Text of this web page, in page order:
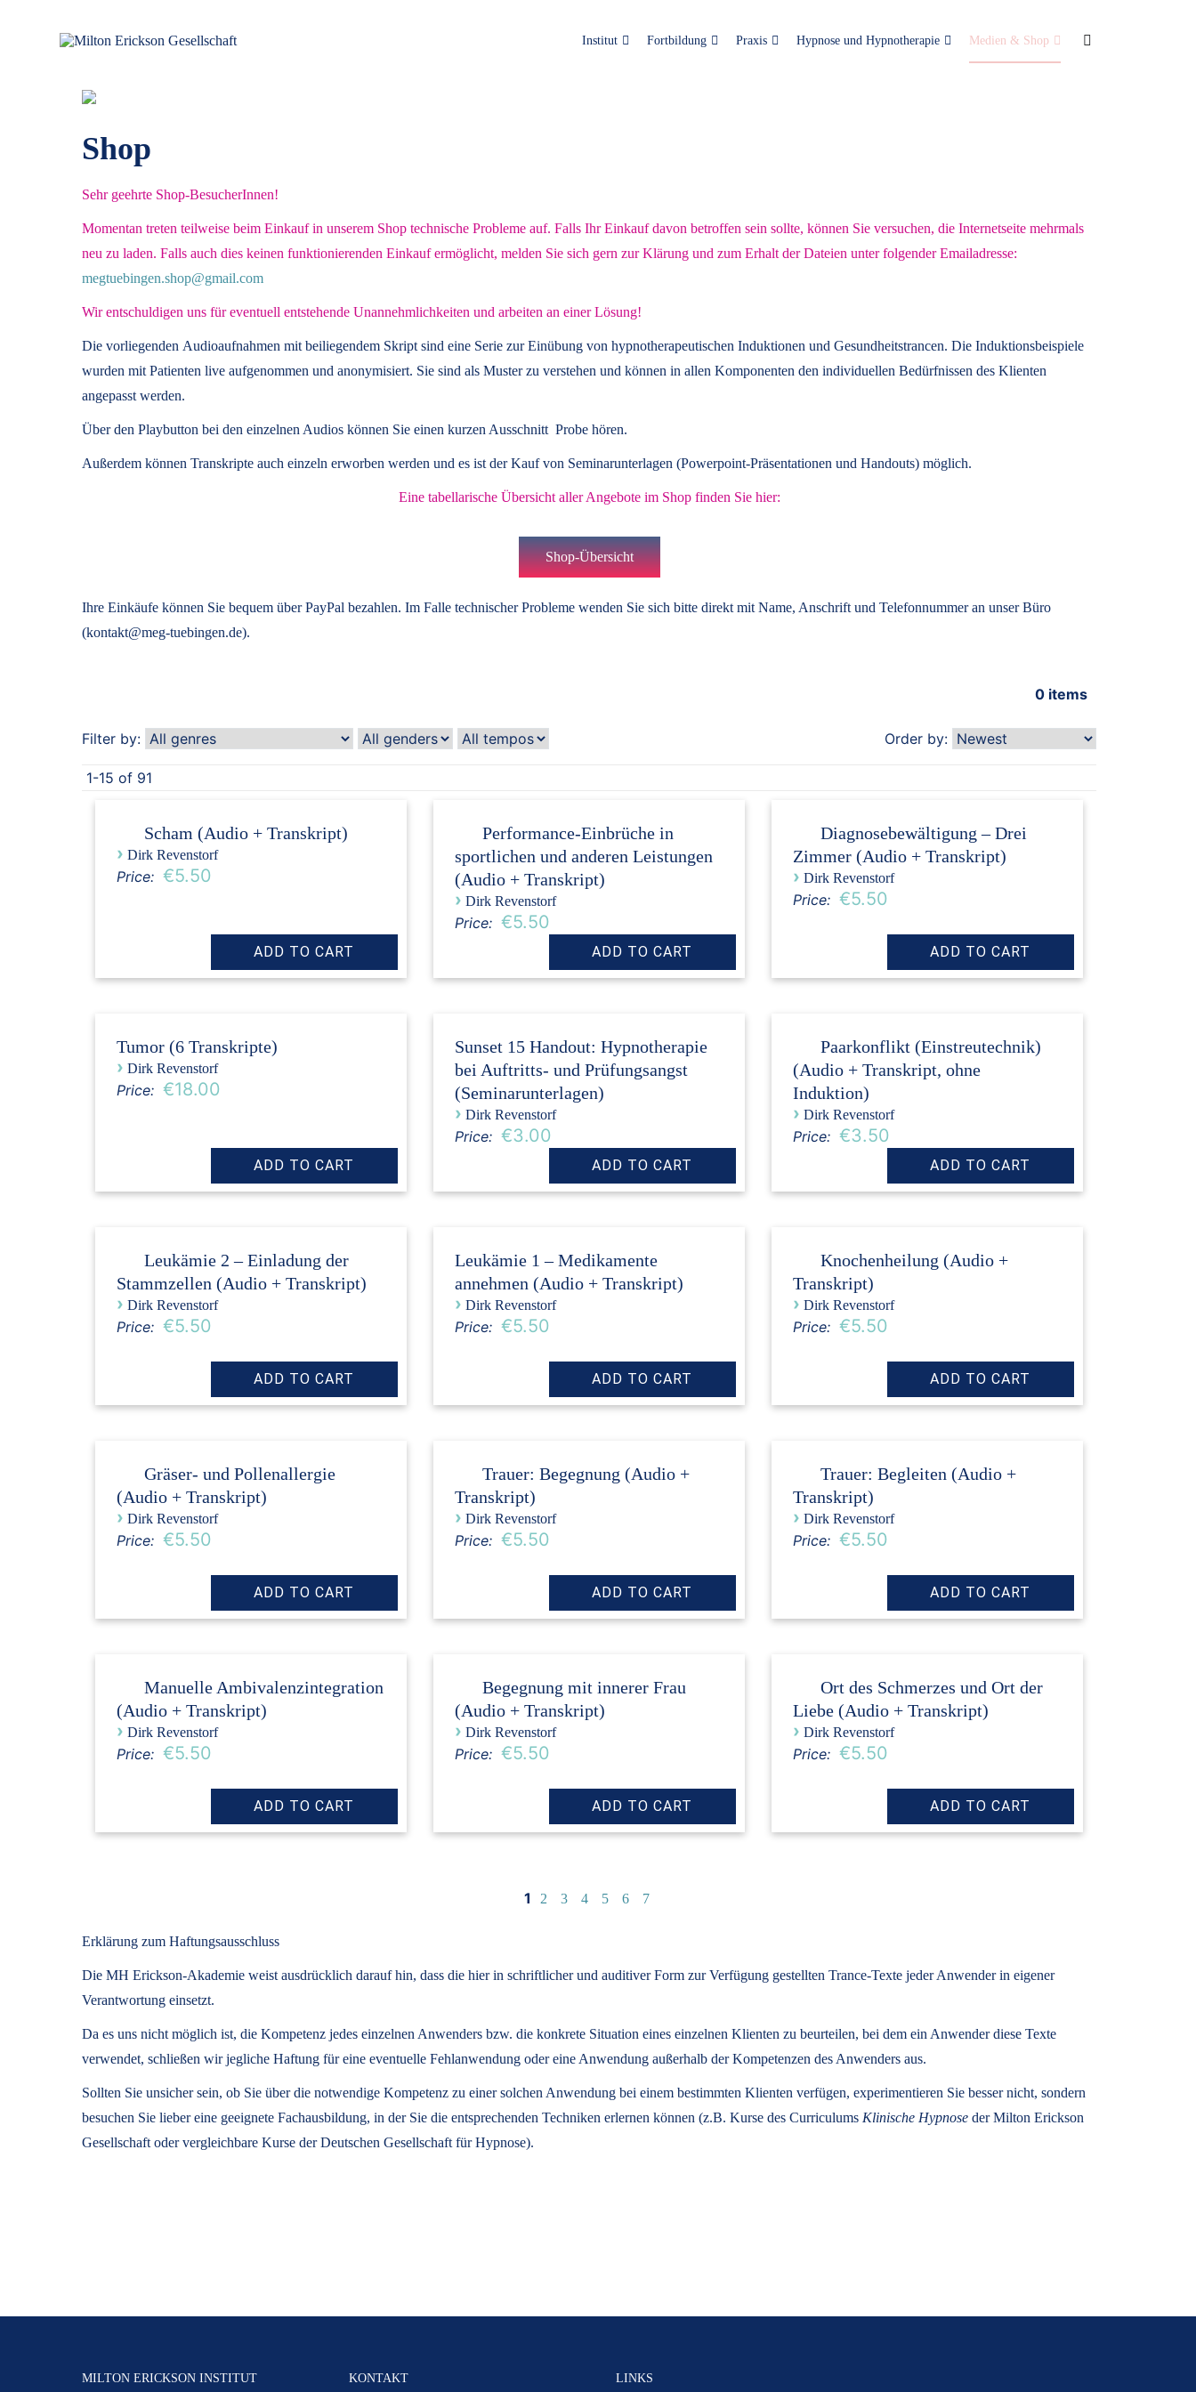
Institut Fortbildung Praxis Hypnose und Hypnotherapie Medien & Shop
Shop
Sehr geehrte Shop-BesucherInnen!
Momentan treten teilweise beim Einkauf in unserem Shop technische Probleme auf. Falls Ihr Einkauf davon betroffen sein sollte, können Sie versuchen, die Internetseite mehrmals
neu zu laden. Falls auch dies keinen funktionierenden Einkauf ermöglicht, melden Sie sich gern zur Klärung und zum Erhalt der Dateien unter folgender Emailadresse:
megtuebingen.shop@gmail.com
Wir entschuldigen uns für eventuell entstehende Unannehmlichkeiten und arbeiten an einer Lösung!
Die vorliegenden Audioaufnahmen mit beiliegendem Skript sind eine Serie zur Einübung von hypnotherapeutischen Induktionen und Gesundheitstrancen. Die Induktionsbeispiele
wurden mit Patienten live aufgenommen und anonymisiert. Sie sind als Muster zu verstehen und können in allen Komponenten den individuellen Bedürfnissen des Klienten
angepasst werden.
Über den Playbutton bei den einzelnen Audios können Sie einen kurzen Ausschnitt Probe hören.
Außerdem können Transkripte auch einzeln erworben werden und es ist der Kauf von Seminarunterlagen (Powerpoint-Präsentationen und Handouts) möglich.
Eine tabellarische Übersicht aller Angebote im Shop finden Sie hier:
Shop-Übersicht
Ihre Einkäufe können Sie bequem über PayPal bezahlen. Im Falle technischer Probleme wenden Sie sich bitte direkt mit Name, Anschrift und Telefonnummer an unser Büro
(kontakt@meg-tuebingen.de).
0 items
Filter by: Order by:
1-15 of 91
Scham (Audio + Transkript)
› Dirk Revenstorf
Price: €5.50
Performance-Einbrüche in
sportlichen und anderen Leistungen
(Audio + Transkript)
› Dirk Revenstorf
Price: €5.50
Diagnosebewältigung – Drei
Zimmer (Audio + Transkript)
› Dirk Revenstorf
Price: €5.50
Tumor (6 Transkripte)
› Dirk Revenstorf
Price: €18.00
Sunset 15 Handout: Hypnotherapie
bei Auftritts- und Prüfungsangst
(Seminarunterlagen)
› Dirk Revenstorf
Price: €3.00
Paarkonflikt (Einstreutechnik)
(Audio + Transkript, ohne
Induktion)
› Dirk Revenstorf
Price: €3.50
Leukämie 2 – Einladung der
Stammzellen (Audio + Transkript)
› Dirk Revenstorf
Price: €5.50
Leukämie 1 – Medikamente
annehmen (Audio + Transkript)
› Dirk Revenstorf
Price: €5.50
Knochenheilung (Audio +
Transkript)
› Dirk Revenstorf
Price: €5.50
Gräser- und Pollenallergie
(Audio + Transkript)
› Dirk Revenstorf
Price: €5.50
Trauer: Begegnung (Audio +
Transkript)
› Dirk Revenstorf
Price: €5.50
Trauer: Begleiten (Audio +
Transkript)
› Dirk Revenstorf
Price: €5.50
Manuelle Ambivalenzintegration
(Audio + Transkript)
› Dirk Revenstorf
Price: €5.50
Begegnung mit innerer Frau
(Audio + Transkript)
› Dirk Revenstorf
Price: €5.50
Ort des Schmerzes und Ort der
Liebe (Audio + Transkript)
› Dirk Revenstorf
Price: €5.50
1 2 3 4 5 6 7
Erklärung zum Haftungsausschluss
Die MH Erickson-Akademie weist ausdrücklich darauf hin, dass die hier in schriftlicher und auditiver Form zur Verfügung gestellten Trance-Texte jeder Anwender in eigener
Verantwortung einsetzt.
Da es uns nicht möglich ist, die Kompetenz jedes einzelnen Anwenders bzw. die konkrete Situation eines einzelnen Klienten zu beurteilen, bei dem ein Anwender diese Texte
verwendet, schließen wir jegliche Haftung für eine eventuelle Fehlanwendung oder eine Anwendung außerhalb der Kompetenzen des Anwenders aus.
Sollten Sie unsicher sein, ob Sie über die notwendige Kompetenz zu einer solchen Anwendung bei einem bestimmten Klienten verfügen, experimentieren Sie besser nicht, sondern
besuchen Sie lieber eine geeignete Fachausbildung, in der Sie die entsprechenden Techniken erlernen können (z.B. Kurse des Curriculums Klinische Hypnose der Milton Erickson
Gesellschaft oder vergleichbare Kurse der Deutschen Gesellschaft für Hypnose).
MILTON ERICKSON INSTITUT KONTAKT LINKS